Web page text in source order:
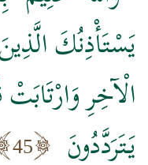
يَسْتَأْذِنُكَ الَّذِينَ
الْآخِرِ
يَتَرَدَّدُونَ
45